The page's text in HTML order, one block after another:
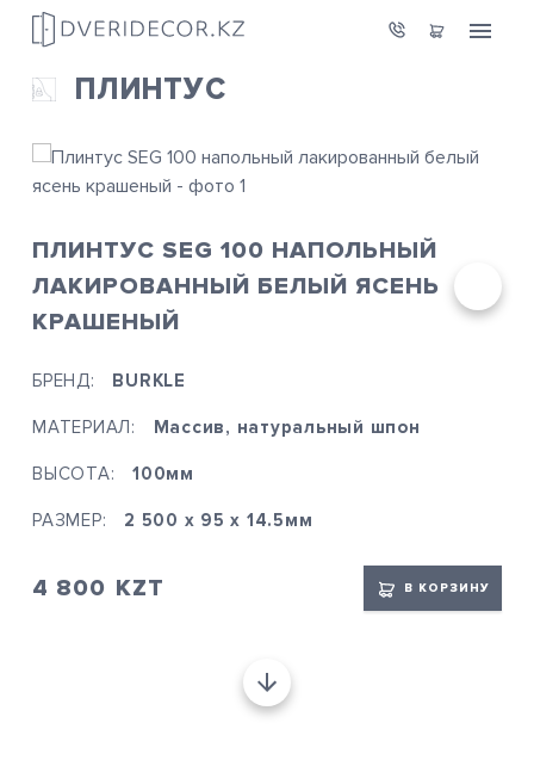
ПЛИНТУС
ПЛИНТУС SEG 100 НАПОЛЬНЫЙ
ЛАКИРОВАННЫЙ БЕЛЫЙ ЯСЕНЬ
КРАШЕНЫЙ
БРЕНД: BURKLE
МАТЕРИАЛ: Массив, натуральный шпон
ВЫСОТА: 100мм
РАЗМЕР: 2 500 х 95 х 14.5мм
4 800 KZT В КОРЗИНУ